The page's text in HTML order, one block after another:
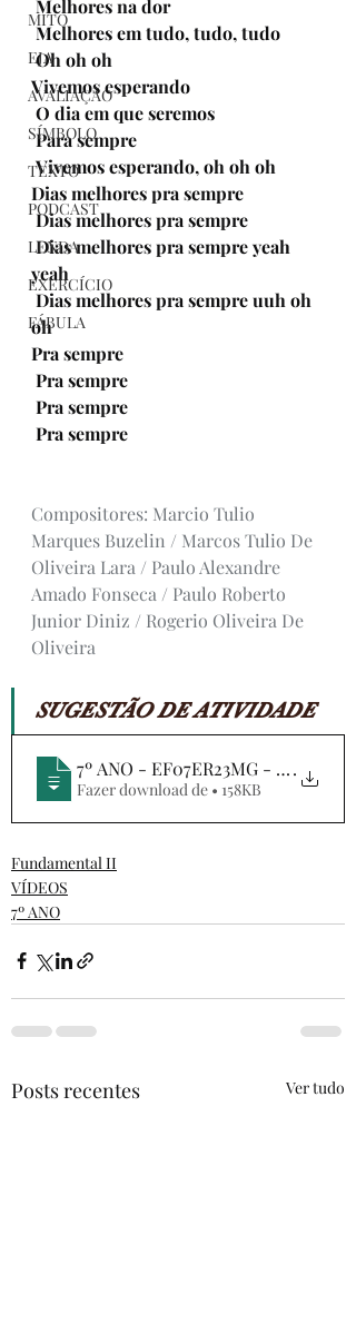
MITO
EJA
AVALIAÇÃO
SÍMBOLO
TEXTO
PODCAST
LENDA
EXERCÍCIO
FÁBULA
Melhores na dor
Melhores em tudo, tudo, tudo
Oh oh oh
Vivemos esperando
O dia em que seremos
Para sempre
Vivemos esperando, oh oh oh
Dias melhores pra sempre
Dias melhores pra sempre
Dias melhores pra sempre yeah
yeah
oh
Pra sempre
Pra sempre
Pra sempre
Pra sempre
Compositores: Marcio Tulio
Marques Buzelin / Marcos Tulio De
Oliveira Lara / Paulo Alexandre
Amado Fonseca / Paulo Roberto
Junior Diniz / Rogerio Oliveira De
Oliveira
SUGESTÃO DE ATIVIDADE
7º ANO - EF07ER23MG - DIAS
.
Fazer download de • 158KB
Fundamental II
VÍDEOS
7º ANO
Posts recentes Ver tudo